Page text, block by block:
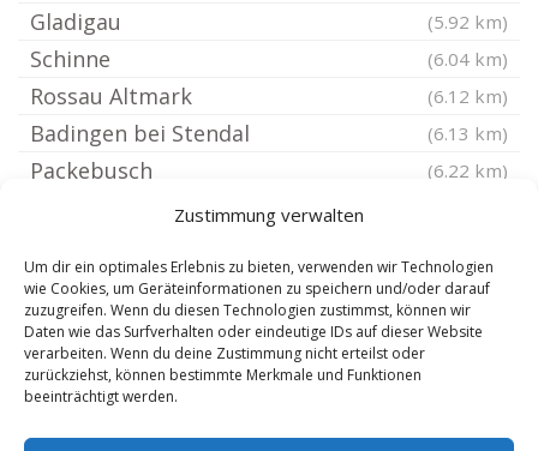
Zustimmung verwalten
Um dir ein optimales Erlebnis zu bieten, verwenden wir Technologien
wie Cookies, um Geräteinformationen zu speichern und/oder darauf
zuzugreifen. Wenn du diesen Technologien zustimmst, können wir
Daten wie das Surfverhalten oder eindeutige IDs auf dieser Website
verarbeiten. Wenn du deine Zustimmung nicht erteilst oder
zurückziehst, können bestimmte Merkmale und Funktionen
beeinträchtigt werden.
Gladigau (5.92 km)
Schinne (6.04 km)
Rossau Altmark (6.12 km)
Badingen bei Stendal (6.13 km)
Packebusch (6.22 km)
Brunau Altmark (6.56 km)
Berkau Altmark (6.72 km)
Kahrstedt
Altmersleben
Steinfeld Altmark